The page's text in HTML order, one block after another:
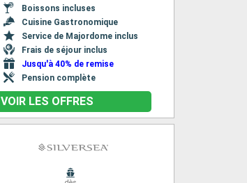
Boissons incluses
Cuisine Gastronomique
Service de Majordome inclus
Frais de séjour inclus
Jusqu'à 40% de remise
Pension complète
VOIR LES OFFRES